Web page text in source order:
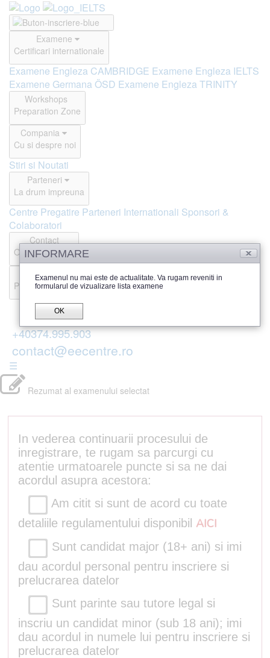
Examene
Certificari internationale
Examene Engleza CAMBRIDGE Examene Engleza IELTS
Examene Germana ÖSD Examene Engleza TRINITY
Workshops
Preparation Zone
Compania
Cu si despre noi
Stiri si Noutati
Parteneri
La drum impreuna
Centre Pregatire Parteneri Internationali Sponsori &
Colaboratori
Contact
Offline si Online
Recenzii
Parerea publicului
+40374.995.903
contact@eecentre.ro
☰
Rezumat al examenului selectat
In vederea continuarii procesului de
inregistrare, te rugam sa parcurgi cu
atentie urmatoarele puncte si sa ne dai
acordul asupra acestora:
Am citit si sunt de acord cu toate
detaliile regulamentului disponibil AICI
Sunt candidat major (18+ ani) si imi
dau acordul personal pentru inscriere si
prelucrarea datelor
Sunt parinte sau tutore legal si
inscriu un candidat minor (sub 18 ani); imi
dau acordul in numele lui pentru inscriere si
prelucrarea datelor
INFORMARE
Examenul nu mai este de actualitate. Va rugam reveniti in
formularul de vizualizare lista examene
OK